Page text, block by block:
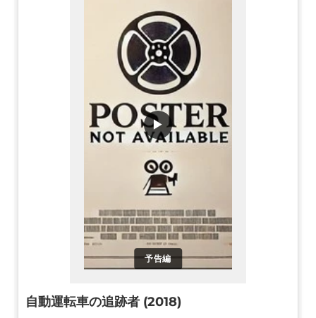
予告編
▶
自動運転車の追跡者 (2018)